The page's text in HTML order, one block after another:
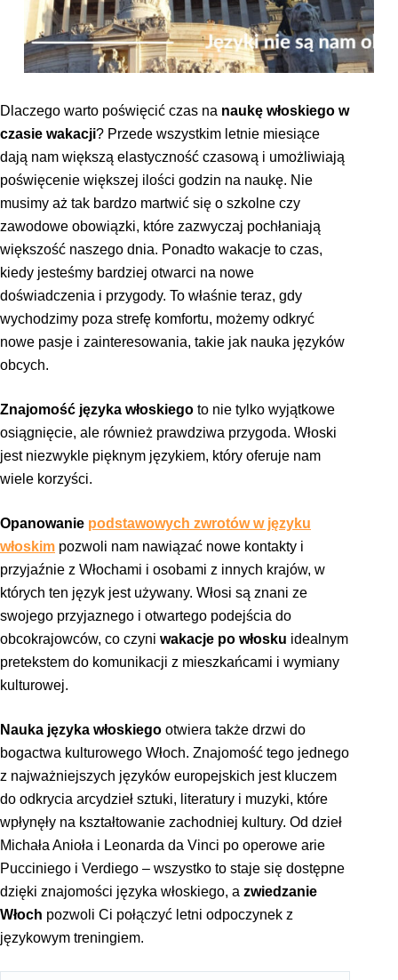
Dlaczego warto poświęcić czas na naukę włoskiego w
czasie wakacji? Przede wszystkim letnie miesiące
dają nam większą elastyczność czasową i umożliwiają
poświęcenie większej ilości godzin na naukę. Nie
musimy aż tak bardzo martwić się o szkolne czy
zawodowe obowiązki, które zazwyczaj pochłaniają
większość naszego dnia. Ponadto wakacje to czas,
kiedy jesteśmy bardziej otwarci na nowe
doświadczenia i przygody. To właśnie teraz, gdy
wychodzimy poza strefę komfortu, możemy odkryć
nowe pasje i zainteresowania, takie jak nauka języków
obcych.
Znajomość języka włoskiego to nie tylko wyjątkowe
osiągnięcie, ale również prawdziwa przygoda. Włoski
jest niezwykle pięknym językiem, który oferuje nam
wiele korzyści.
Opanowanie podstawowych zwrotów w języku
włoskim pozwoli nam nawiązać nowe kontakty i
przyjaźnie z Włochami i osobami z innych krajów, w
których ten język jest używany. Włosi są znani ze
swojego przyjaznego i otwartego podejścia do
obcokrajowców, co czyni wakacje po włosku idealnym
pretekstem do komunikacji z mieszkańcami i wymiany
kulturowej.
Nauka języka włoskiego otwiera także drzwi do
bogactwa kulturowego Włoch. Znajomość tego jednego
z najważniejszych języków europejskich jest kluczem
do odkrycia arcydzieł sztuki, literatury i muzyki, które
wpłynęły na kształtowanie zachodniej kultury. Od dzieł
Michała Anioła i Leonarda da Vinci po operowe arie
Pucciniego i Verdiego – wszystko to staje się dostępne
dzięki znajomości języka włoskiego, a zwiedzanie
Włoch pozwoli Ci połączyć letni odpoczynek z
językowym treningiem.